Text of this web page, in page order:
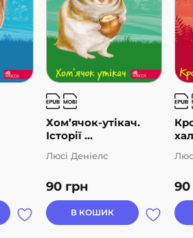
Хом’ячок-утікач.
Історії ...
90 грн
Люсі Деніелс
В КОШИК
90